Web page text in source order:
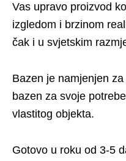
Vas upravo proizvod
izgledom i brzinom
čak i u svjetskim
Bazen je namjenjen
bazen za svoje
vlastitog objekta.
Gotovo u roku od 3-5